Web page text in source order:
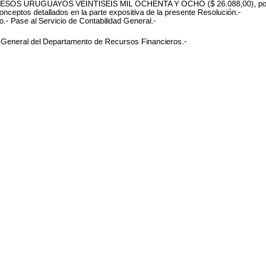
URUGUAYOS VEINTISEIS MIL OCHENTA Y OCHO ($ 26.088,00),
detallados en la parte expositiva de la presente Resolución.-
Pase al Servicio de Contabilidad General.-
del Departamento de Recursos Financieros.-